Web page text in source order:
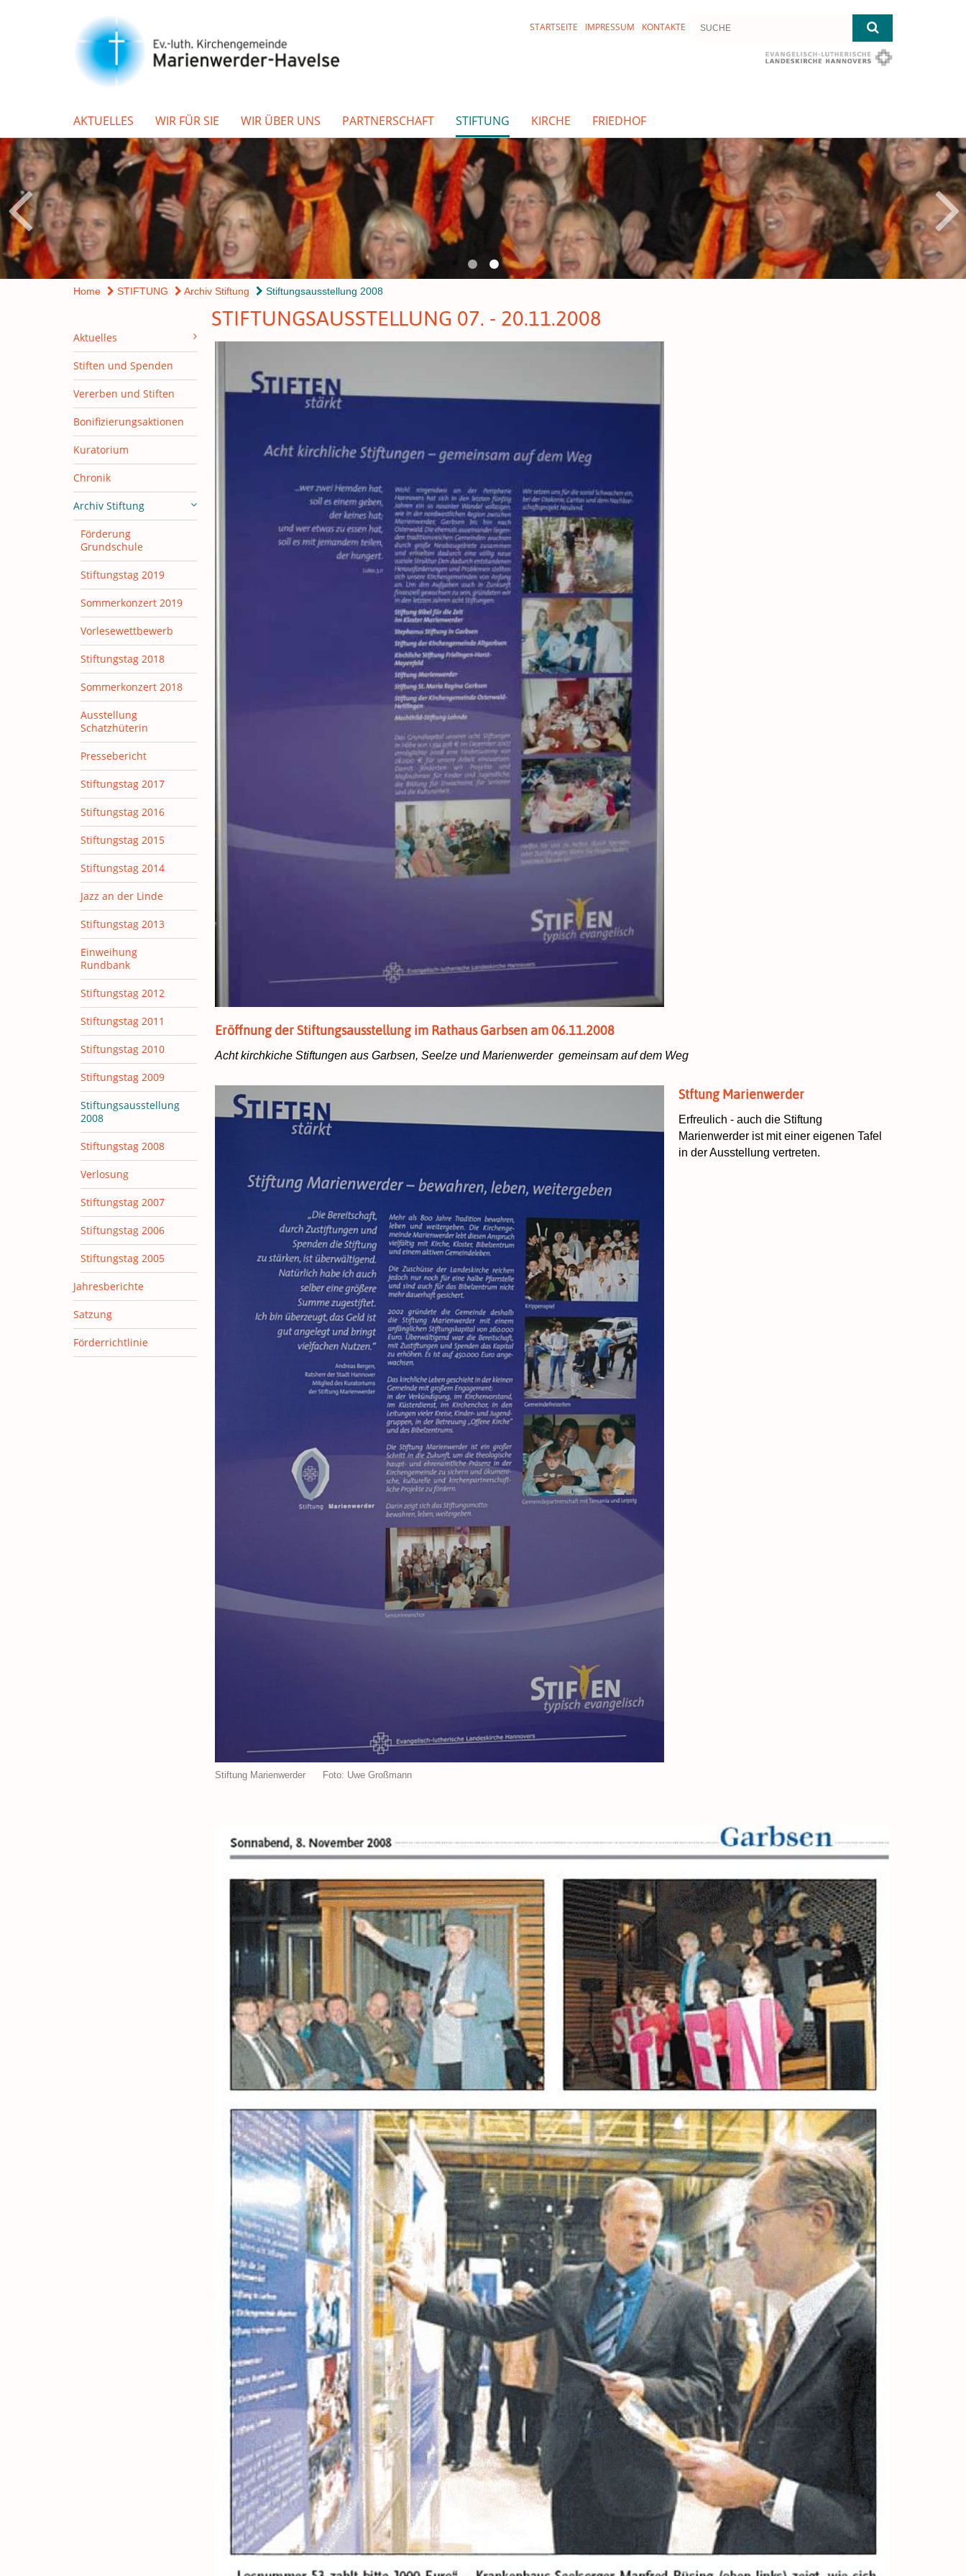
STARTSEITE IMPRESSUM KONTAKTE
AKTUELLES WIR FÜR SIE WIR ÜBER UNS PARTNERSCHAFT STIFTUNG KIRCHE FRIEDHOF
Home STIFTUNG Archiv Stiftung Stiftungsausstellung 2008
Aktuelles
Stiften und Spenden
Vererben und Stiften
Bonifizierungsaktionen
Kuratorium
Chronik
Archiv Stiftung
Förderung
Grundschule
Stiftungstag 2019
Sommerkonzert 2019
Vorlesewettbewerb
Stiftungstag 2018
Sommerkonzert 2018
Ausstellung
Schatzhüterin
Pressebericht
Stiftungstag 2017
Stiftungstag 2016
Stiftungstag 2015
Stiftungstag 2014
Jazz an der Linde
Stiftungstag 2013
Einweihung
Rundbank
Stiftungstag 2012
Stiftungstag 2011
Stiftungstag 2010
Stiftungstag 2009
Stiftungsausstellung
2008
Stiftungstag 2008
Verlosung
Stiftungstag 2007
Stiftungstag 2006
Stiftungstag 2005
Jahresberichte
Satzung
Förderrichtlinie
STIFTUNGSAUSSTELLUNG 07. - 20.11.2008
Eröffnung der Stiftungsausstellung im Rathaus Garbsen am 06.11.2008
Acht kirchkiche Stiftungen aus Garbsen, Seelze und Marienwerder gemeinsam auf dem Weg
Stiftung Marienwerder Foto: Uwe Großmann
Stftung Marienwerder
Erfreulich - auch die Stiftung
Marienwerder ist mit einer eigenen Tafel
in der Ausstellung vertreten.